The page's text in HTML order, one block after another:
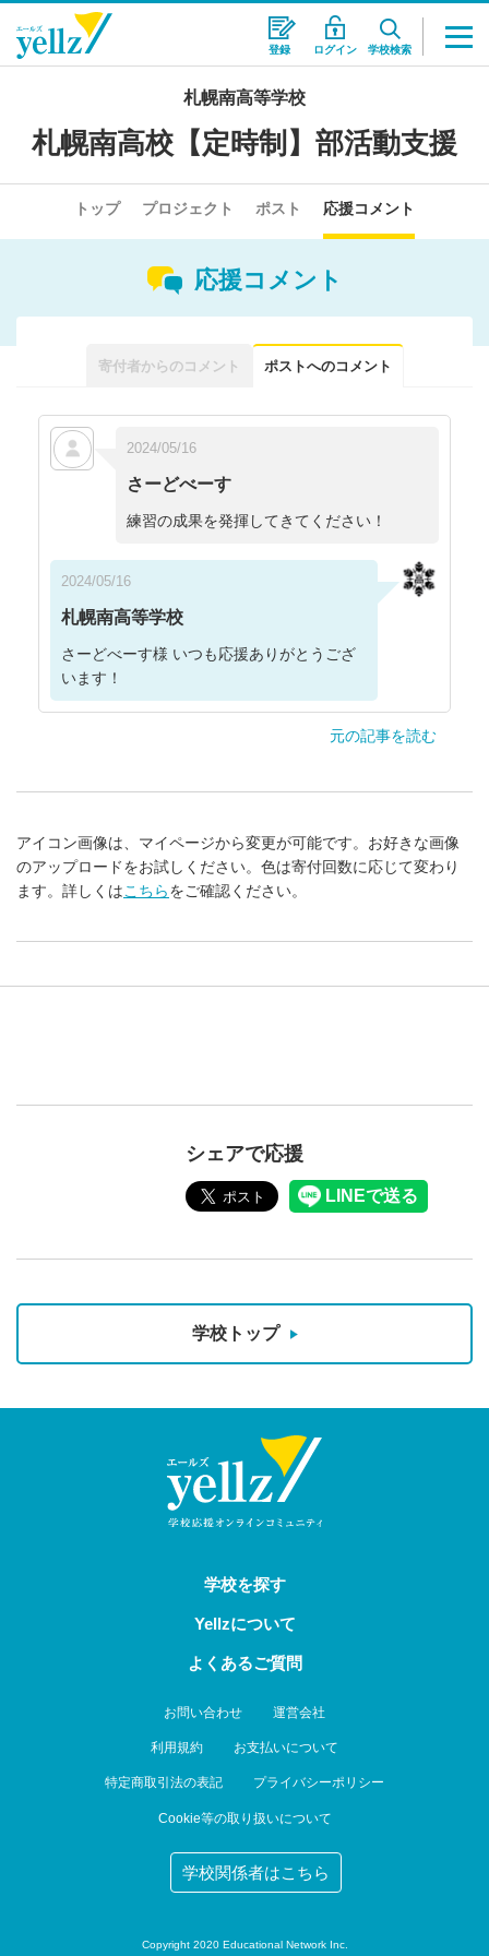
登録 ログイン 学校検索
札幌南高等学校
札幌南高校【定時制】部活動支援
トップ プロジェクト ポスト 応援コメント
応援コメント
寄付者からのコメント ポストへのコメント
コメントはありません。
2024/05/16
さーどべーす
練習の成果を発揮してきてください！
2024/05/16
札幌南高等学校
さーどべーす様 いつも応援ありがとうござ
います！
元の記事を読む
アイコン画像は、マイページから変更が可能です。お好きな画像
のアップロードをお試しください。色は寄付回数に応じて変わり
ます。詳しくはこちらをご確認ください。
シェアで応援
学校トップ
学校を探す
Yellzについて
よくあるご質問
お問い合わせ 運営会社
利用規約 お支払いについて
特定商取引法の表記 プライバシーポリシー
Cookie等の取り扱いについて
学校関係者はこちら
Copyright 2020 Educational Network Inc.